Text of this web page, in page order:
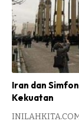
Iran dan
Kekuatan